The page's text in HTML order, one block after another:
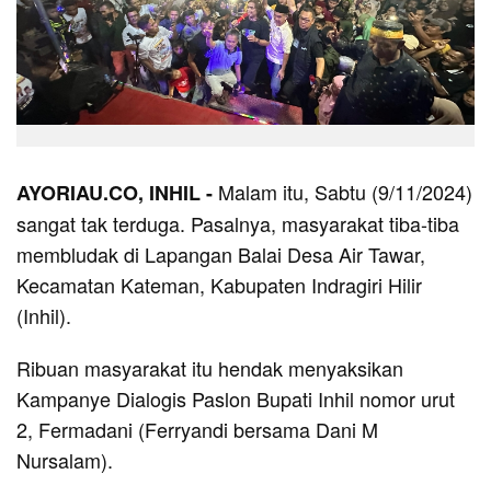
AYORIAU.CO, INHIL - Malam itu, Sabtu (9/11/2024)
sangat tak terduga. Pasalnya, masyarakat tiba-tiba
membludak di Lapangan Balai Desa Air Tawar,
Kecamatan Kateman, Kabupaten Indragiri Hilir
(Inhil).
Ribuan masyarakat itu hendak menyaksikan
Kampanye Dialogis Paslon Bupati Inhil nomor urut
2, Fermadani (Ferryandi bersama Dani M
Nursalam).